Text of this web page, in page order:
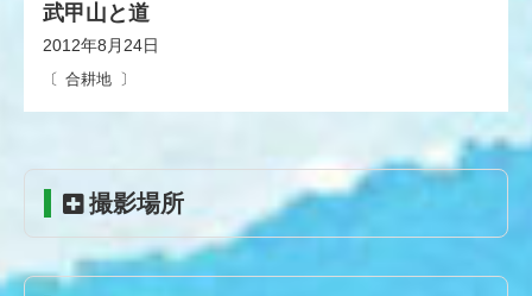
2012年8月24日
合耕地
武甲山と道
コ
テ
ン
ペ
ジ
の
撮影場所